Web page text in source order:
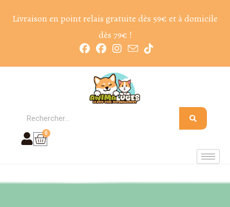
Livraison en point relais gratuite dès 59€ et à domicile
dès 79€ !
0